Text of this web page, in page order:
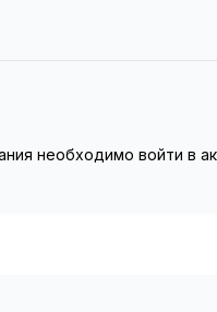
необходимо войти в